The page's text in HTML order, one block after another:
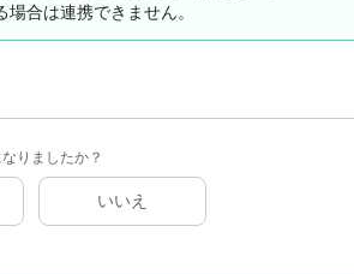
合は連携できません。
りましたか？
いいえ